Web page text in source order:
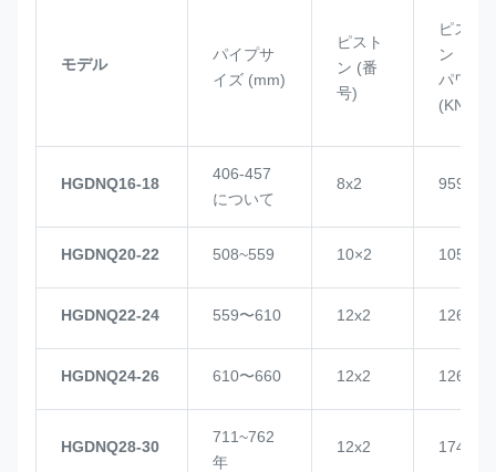
モデル
パイプサ
イズ (mm)
ピスト
ン (番
号)
ピスト
ン
パワー
(KN)
HGDNQ16-18
406-457
について
8x2 959
HGDNQ20-22 508~559 10×2 1057
HGDNQ22-24 559〜610 12x2 1268
HGDNQ24-26 610〜660 12x2 1268
HGDNQ28-30
711~762
年
12x2 1748